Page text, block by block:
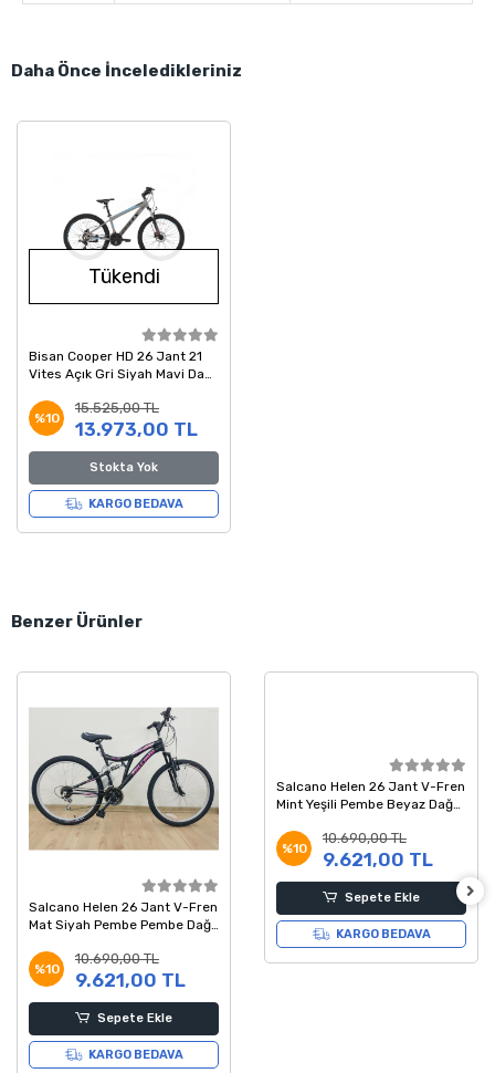
Daha Önce İnceledikleriniz
Tükendi
Bisan Cooper HD 26 Jant 21
Vites Açık Gri Siyah Mavi Dağ
%10
15.525,00 TL
13.973,00 TL
Stokta Yok
KARGO BEDAVA
Benzer Ürünler
Salcano Helen 26 Jant V-Fren
Mat Siyah Pembe Pembe Dağ
%10
10.690,00 TL
9.621,00 TL
Sepete Ekle
KARGO BEDAVA
Salcano Helen 26 Jant V-Fren
Mint Yeşili Pembe Beyaz Dağ
%10
10.690,00 TL
9.621,00 TL
Sepete Ekle
KARGO BEDAVA